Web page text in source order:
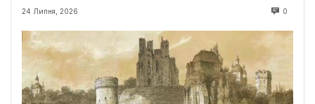
24 Липня, 2026 0